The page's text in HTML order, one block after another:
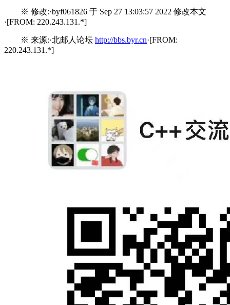
※ 修改:·byf061826 于 Sep 27 13:03:57 2022 修改本文
·[FROM: 220.243.131.*]
※ 来源:·北邮人论坛 http://bbs.byr.cn·[FROM:
220.243.131.*]